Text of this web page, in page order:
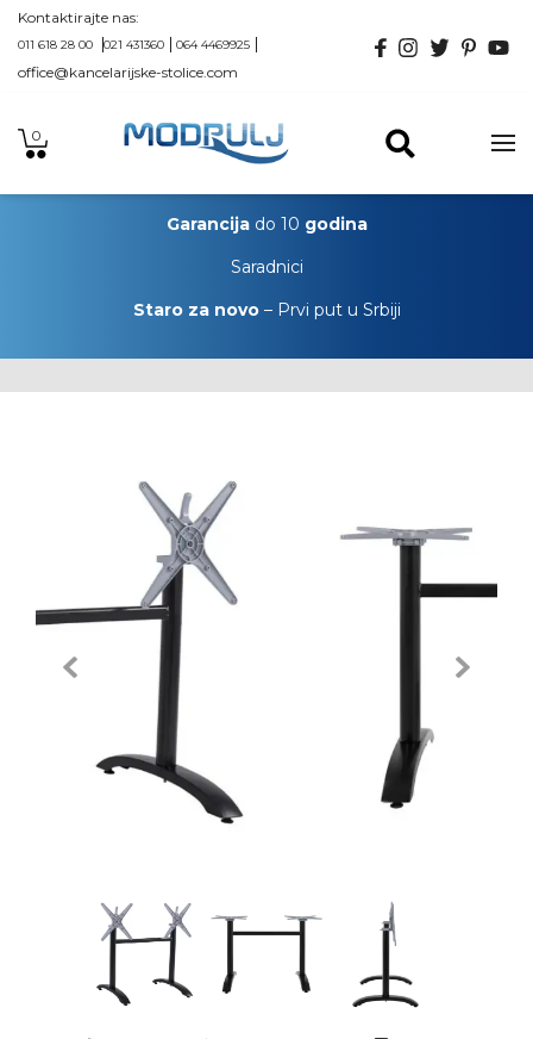
Kontaktirajte nas:
011 618 28 00 021 431360 064 4469925
office@kancelarijske-stolice.com
0
Garancijado 10 godina
Saradnici
Staro za novo– Prvi put u Srbiji
Previous Next